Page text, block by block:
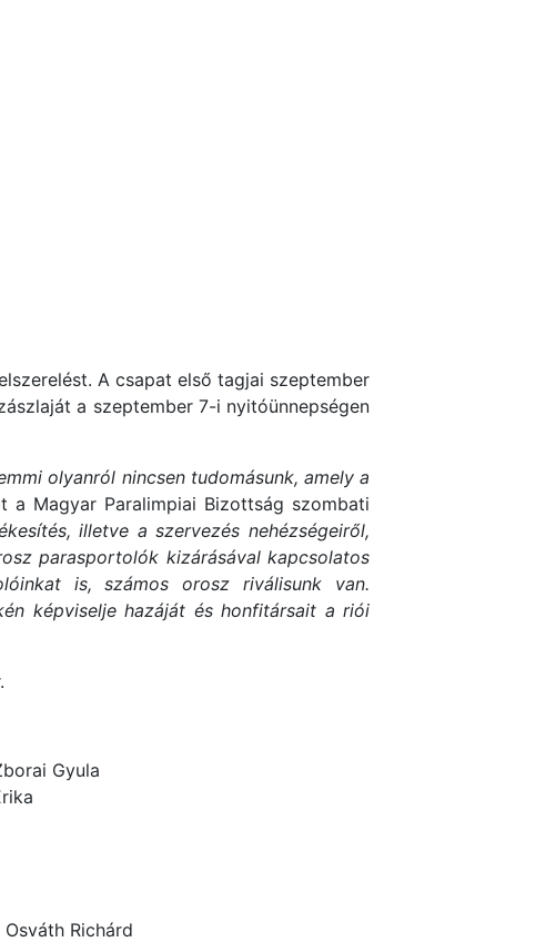
A csapat első tagjai szeptember
a szeptember 7-i nyitóünnepségen
olyanról nincsen tudomásunk, amely a
a Magyar Paralimpiai Bizottság szombati
illetve a szervezés nehézségeiről,
parasportolók kizárásával kapcsolatos
is, számos orosz riválisunk van.
képviselje hazáját és honfitársait a riói
Gyula
Richárd